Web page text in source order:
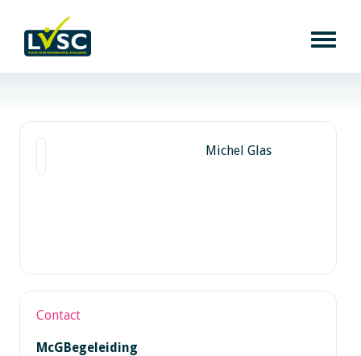
Michel Glas
Contact
McGBegeleiding